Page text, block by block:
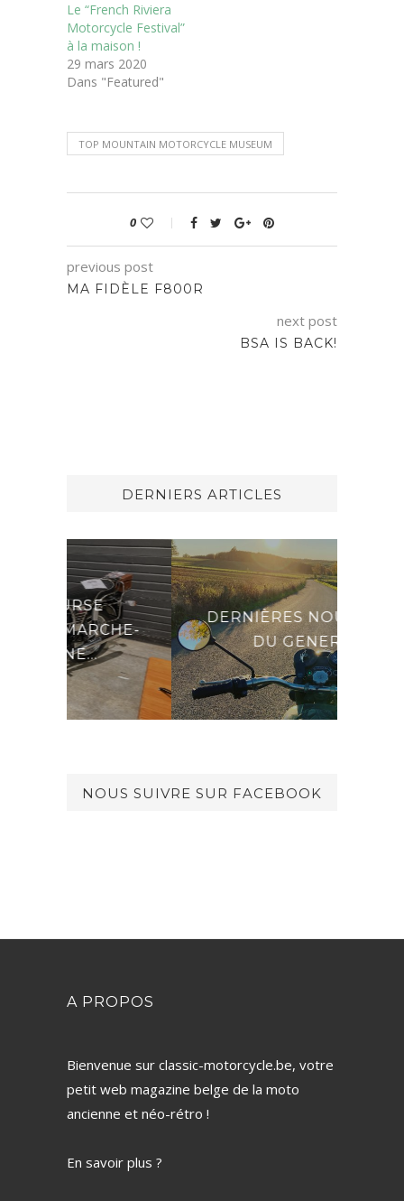
Le “French Riviera
Motorcycle Festival”
à la maison !
29 mars 2020
Dans "Featured"
TOP MOUNTAIN MOTORCYCLE MUSEUM
0
previous post
MA FIDÈLE F800R
next post
BSA IS BACK!
DERNIERS ARTICLES
DERNIÈRES NOUVELLES
DU GENERAL
NOUS SUIVRE SUR FACEBOOK
A PROPOS
Bienvenue sur classic-motorcycle.be, votre
petit web magazine belge de la moto
ancienne et néo-rétro !
En savoir plus ?